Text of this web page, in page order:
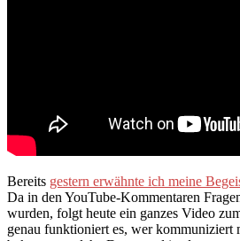
Bereits gestern erwähnte ich meine
Da in den YouTube-Kommentaren
wurden, folgt heute ein ganzes Video
genau funktioniert es, wer kommuniziert